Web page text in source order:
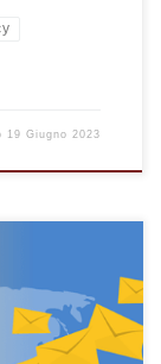
19 Giugno 2023
personali.